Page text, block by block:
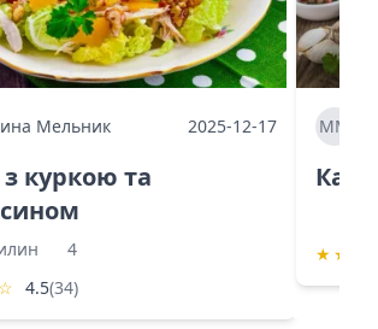
Мельник 2025-12-17
куркою та
4
☆ 4.5(34)
ММ
★ ★